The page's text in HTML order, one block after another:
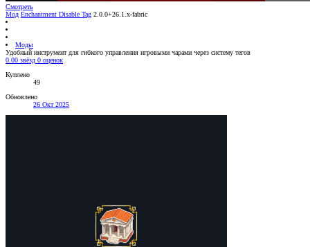
Смотреть
Мод Enchantment Disable Tag 2.0.0+26.1.x-fabric
Моды
Удобный инструмент для гибкого управления игровыми чарами через систему тегов
0.00 звёзд 0 оценок
Куплено
49
Обновлено
26 Окт 2025